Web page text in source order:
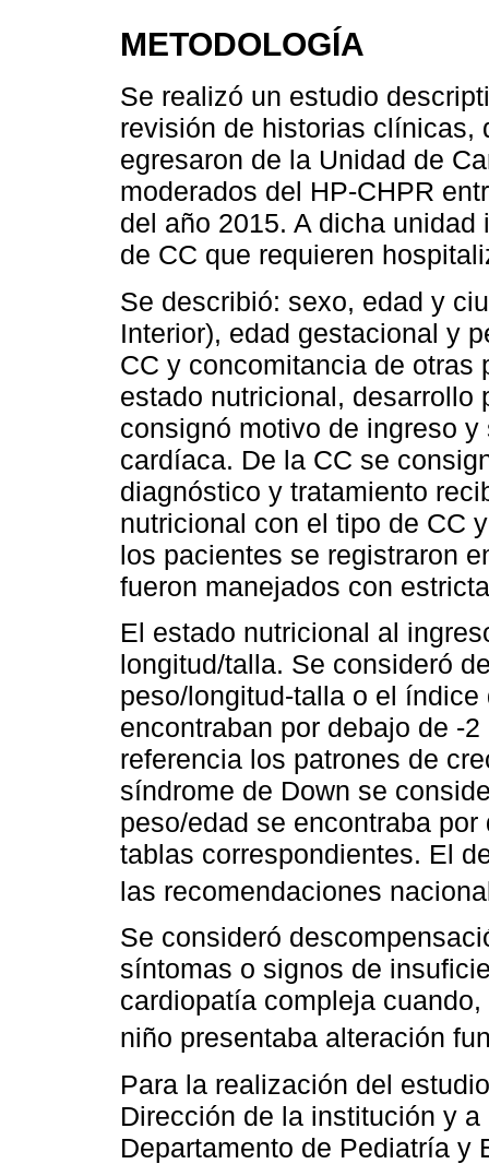
METODOLOGÍA
Se realizó un estudio
revisión de historias clínicas,
egresaron de la Unidad de
moderados del HP-CHPR
del año 2015. A dicha
de CC que requieren
Se describió: sexo, edad y
Interior), edad gestacional y
CC y concomitancia de
estado nutricional, desarrollo
consignó motivo de ingreso
cardíaca. De la CC se
diagnóstico y tratamiento
nutricional con el tipo de CC
los pacientes se registraron
fueron manejados con
El estado nutricional al
longitud/talla. Se consideró
peso/longitud-talla o el
encontraban por debajo de -
referencia los patrones de
síndrome de Down se
peso/edad se encontraba
tablas correspondientes. El
las recomendaciones
Se consideró
síntomas o signos de
cardiopatía compleja
niño presentaba alteración
Para la realización del
Dirección de la institución y
Departamento de Pediatría y